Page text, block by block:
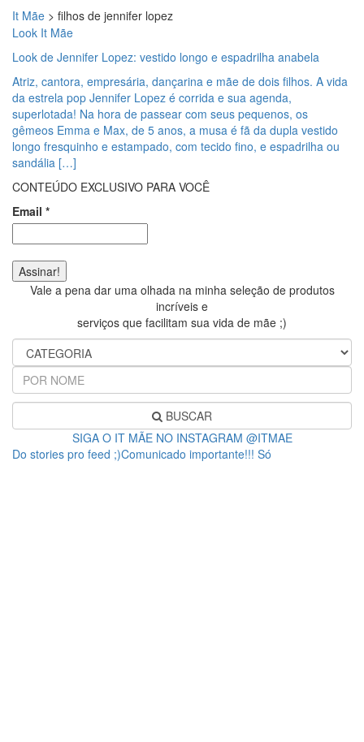
It Mãe > filhos de jennifer lopez
Look It Mãe
Look de Jennifer Lopez: vestido longo e espadrilha anabela
Atriz, cantora, empresária, dançarina e mãe de dois filhos. A vida
da estrela pop Jennifer Lopez é corrida e sua agenda,
superlotada! Na hora de passear com seus pequenos, os
gêmeos Emma e Max, de 5 anos, a musa é fã da dupla vestido
longo fresquinho e estampado, com tecido fino, e espadrilha ou
sandália […]
CONTEÚDO EXCLUSIVO PARA VOCÊ
Email *
Vale a pena dar uma olhada na minha seleção de produtos
incríveis e
serviços que facilitam sua vida de mãe ;)
BUSCAR
SIGA O IT MÃE NO INSTAGRAM @ITMAE
Do stories pro feed ;)Comunicado importante!!! Só